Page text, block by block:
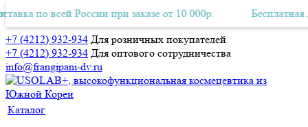
+7 (4212) 932-934 Для розничных покупателей
+7 (4212) 932-934 Для оптового сотрудничества
info@frangipani-dv.ru
Авиа-доставка по всей России при заказе от 10 000р.
по всей России при заказе от 10 000р. Бесплатная
Каталог